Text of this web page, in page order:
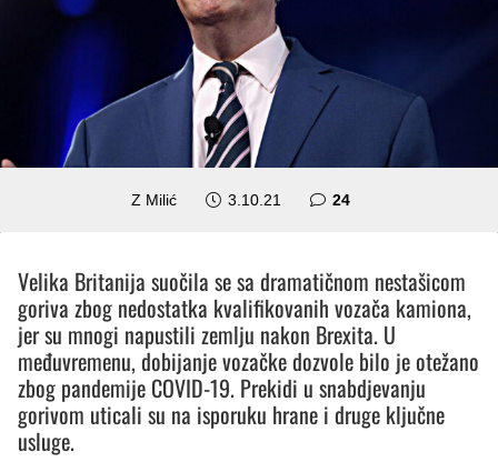
Z Milić 3.10.21 24komentara
Velika Britanija suočila se sa dramatičnom nestašicom
goriva zbog nedostatka kvalifikovanih vozača kamiona,
jer su mnogi napustili zemlju nakon Brexita. U
međuvremenu, dobijanje vozačke dozvole bilo je otežano
zbog pandemije COVID-19. Prekidi u snabdjevanju
gorivom uticali su na isporuku hrane i druge ključne
usluge.